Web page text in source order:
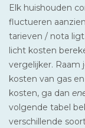
Elk huishouden
fluctueren
tarieven / nota ligt
licht kosten
vergelijker. Raam
kosten van gas
kosten, ga dan
volgende tabel
verschillende